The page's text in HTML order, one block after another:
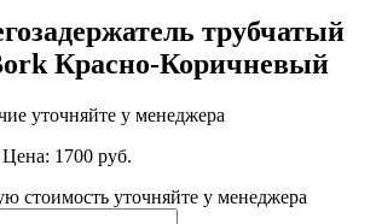
трубчатый
Красно-Коричневый
уточняйте у менеджера
Цена: 1700 руб.
стоимость уточняйте у менеджера